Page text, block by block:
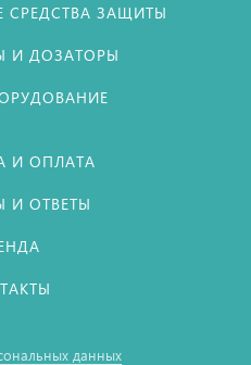
СРЕДСТВА ЗАЩИТЫ
И ДОЗАТОРЫ
И ОПЛАТА
И ОТВЕТЫ
данных